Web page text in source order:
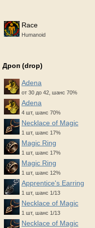
Race
Humanoid
Дроп (drop)
Adena
от 30 до 42, шанс 70%
Adena
4 шт, шанс 70%
Necklace of Magic
1 шт, шанс 17%
Magic Ring
1 шт, шанс 17%
Magic Ring
1 шт, шанс 12%
Apprentice's Earring
1 шт, шанс 1/13
Necklace of Magic
1 шт, шанс 1/13
Necklace of Magic